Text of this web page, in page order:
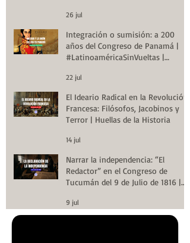
26 jul
Integración o sumisión: a 200
años del Congreso de Panamá |
#LatinoaméricaSinVueltas |
22 jul
El Ideario Radical en la Revolución
Francesa: Filósofos, Jacobinos y
Terror | Huellas de la Historia
14 jul
Narrar la independencia: “El
Redactor” en el Congreso de
Tucumán del 9 de Julio de 1816 |
9 jul